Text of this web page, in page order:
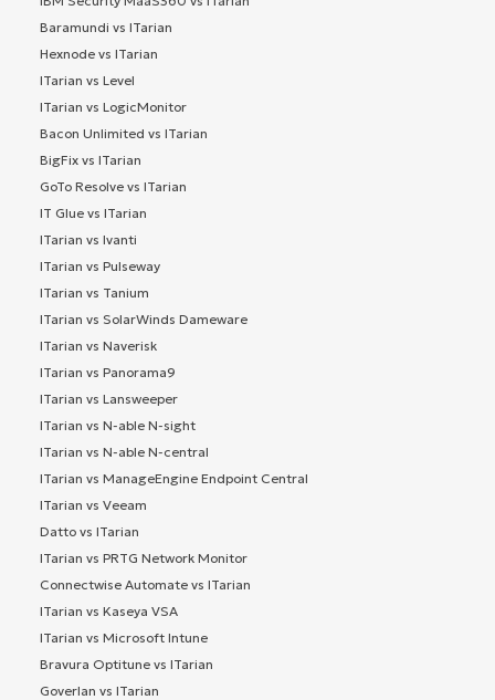
Baramundi vs ITarian
Hexnode vs ITarian
ITarian vs Level
ITarian vs LogicMonitor
Bacon Unlimited vs ITarian
BigFix vs ITarian
GoTo Resolve vs ITarian
IT Glue vs ITarian
ITarian vs Ivanti
ITarian vs Pulseway
ITarian vs Tanium
ITarian vs SolarWinds Dameware
ITarian vs Naverisk
ITarian vs Panorama9
ITarian vs Lansweeper
ITarian vs N-able N-sight
ITarian vs N-able N-central
ITarian vs ManageEngine Endpoint Central
ITarian vs Veeam
Datto vs ITarian
ITarian vs PRTG Network Monitor
Connectwise Automate vs ITarian
ITarian vs Kaseya VSA
ITarian vs Microsoft Intune
Bravura Optitune vs ITarian
Goverlan vs ITarian